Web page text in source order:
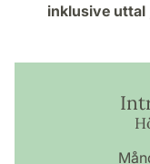
inklusive uttal